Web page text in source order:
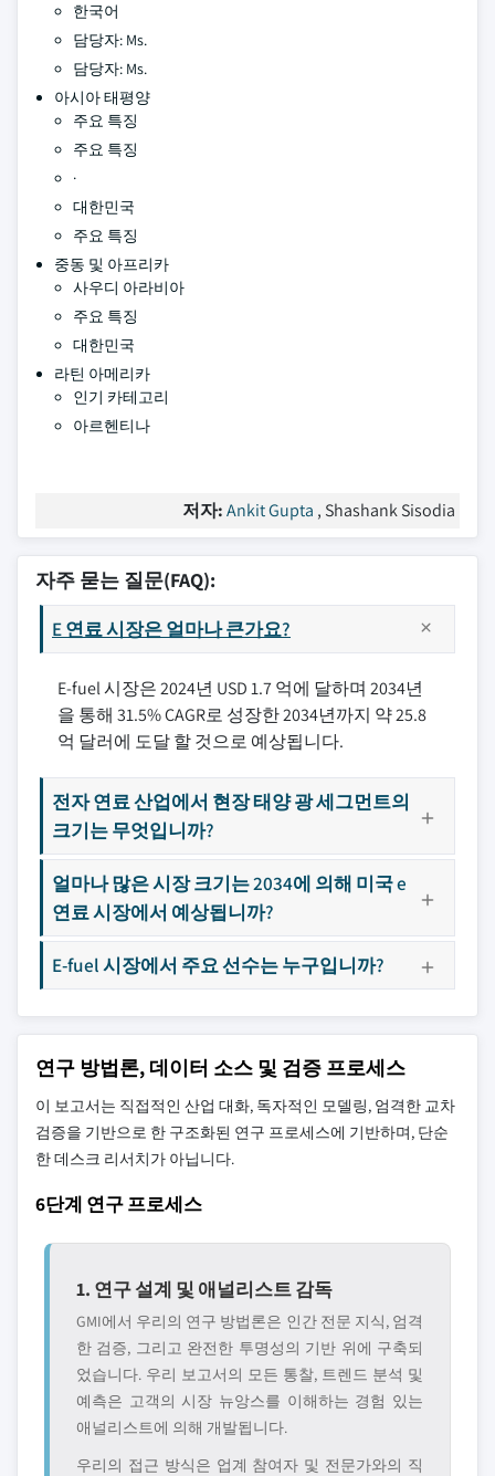
한국어
담당자: Ms.
담당자: Ms.
아시아 태평양
주요 특징
주요 특징
·
대한민국
주요 특징
중동 및 아프리카
사우디 아라비아
주요 특징
대한민국
라틴 아메리카
인기 카테고리
아르헨티나
저자:Ankit Gupta , Shashank Sisodia
자주 묻는 질문(FAQ):
E 연료 시장은 얼마나 큰가요?
E-fuel 시장은 2024년 USD 1.7 억에 달하며 2034년
을 통해 31.5% CAGR로 성장한 2034년까지 약 25.8
억 달러에 도달 할 것으로 예상됩니다.
전자 연료 산업에서 현장 태양 광 세그먼트의
크기는 무엇입니까?
얼마나 많은 시장 크기는 2034에 의해 미국 e
연료 시장에서 예상됩니까?
E-fuel 시장에서 주요 선수는 누구입니까?
연구 방법론, 데이터 소스 및 검증 프로세스
이 보고서는 직접적인 산업 대화, 독자적인 모델링, 엄격한 교차
검증을 기반으로 한 구조화된 연구 프로세스에 기반하며, 단순
한 데스크 리서치가 아닙니다.
6단계 연구 프로세스
1. 연구 설계 및 애널리스트 감독
GMI에서 우리의 연구 방법론은 인간 전문 지식, 엄격
한 검증, 그리고 완전한 투명성의 기반 위에 구축되
었습니다. 우리 보고서의 모든 통찰, 트렌드 분석 및
예측은 고객의 시장 뉴앙스를 이해하는 경험 있는
애널리스트에 의해 개발됩니다.
우리의 접근 방식은 업계 참여자 및 전문가와의 직